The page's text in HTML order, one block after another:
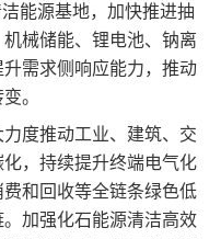
能源基地，加快推进抽
械储能、锂电池、钠离
需求侧响应能力，推动
。
度推动工业、建筑、交
，持续提升终端电气化
和回收等全链条绿色低
加强化石能源清洁高效